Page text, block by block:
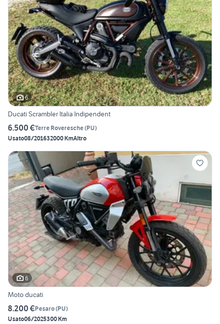
6
Ducati Scrambler Italia Indipendent
6.500 €Terre Roveresche(PU)
Usato08/201632000 KmAltro
6
Moto ducati
8.200 €Pesaro(PU)
Usato06/2025300 Km